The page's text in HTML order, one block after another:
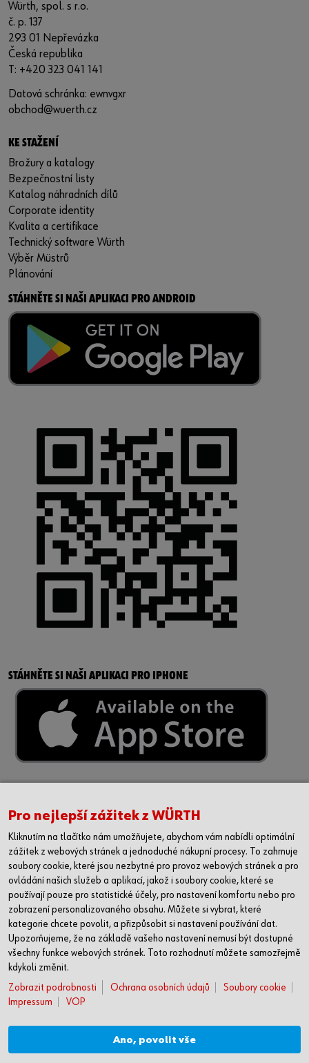
Würth, spol. s r.o.
č. p. 137
293 01 Nepřevázka
Česká republika
T: +420 323 041 141
Datová schránka: ewnvgxr
obchod@wuerth.cz
KE STAŽENÍ
Brožury a katalogy
Bezpečnostní listy
Katalog náhradních dílů
Corporate identity
Kvalita a certifikace
Technický software Würth
Výběr Müstrů
Plánování
STÁHNĚTE SI NAŠI APLIKACI PRO ANDROID
STÁHNĚTE SI NAŠI APLIKACI PRO IPHONE
SLEDUJETE NÁS?
Pro nejlepší zážitek z WÜRTH
Kliknutím na tlačítko nám umožňujete, abychom vám nabídli optimální
zážitek z webových stránek a jednoduché nákupní procesy. To zahrnuje
soubory cookie, které jsou nezbytné pro provoz webových stránek a pro
ovládání našich služeb a aplikací, jakož i soubory cookie, které se
používají pouze pro statistické účely, pro nastavení komfortu nebo pro
zobrazení personalizovaného obsahu. Můžete si vybrat, které
kategorie chcete povolit, a přizpůsobit si nastavení používání dat.
Upozorňujeme, že na základě vašeho nastavení nemusí být dostupné
všechny funkce webových stránek. Toto rozhodnutí můžete samozřejmě
kdykoli změnit.
Zobrazit podrobnosti
Ochrana osobních údajů
Soubory cookie
Impressum
VOP
Ano, povolit vše